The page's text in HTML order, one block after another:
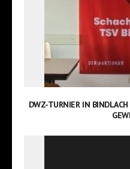
DWZ-TURNIER IN